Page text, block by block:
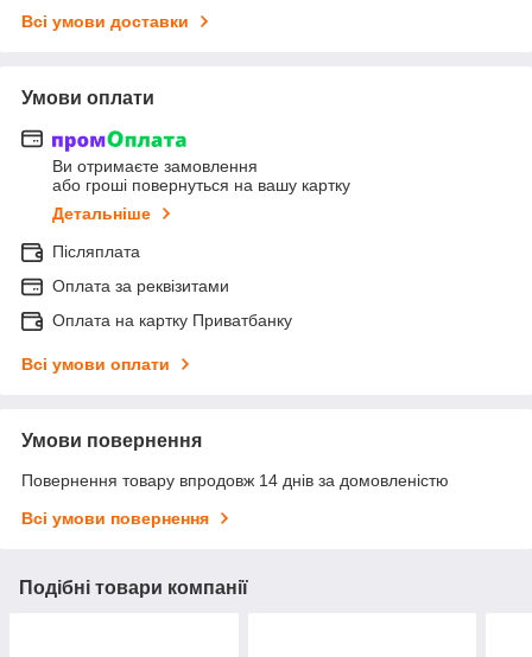
Всі умови доставки
Умови оплати
Ви отримаєте замовлення
або гроші повернуться на вашу картку
Детальніше
Післяплата
Оплата за реквізитами
Оплата на картку Приватбанку
Всі умови оплати
Умови повернення
Повернення товару впродовж 14 днів за домовленістю
Всі умови повернення
Подібні товари компанії